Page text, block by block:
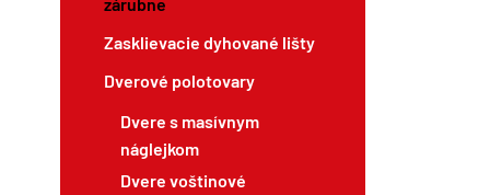
Zasklievacie dyhované lišty
Dverové polotovary
Dvere s masívnym
náglejkom
Dvere voštinové